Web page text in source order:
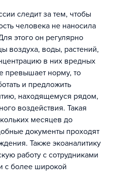
следит за тем, чтобы
человека не наносила
этого он регулярно
воздуха, воды, растений,
в них вредных
превышает норму, то
и предложить
находящемуся рядом,
воздействия. Такая
месяцев до
документы проходят
Также экоаналитику
работу с сотрудниками
с более широкой